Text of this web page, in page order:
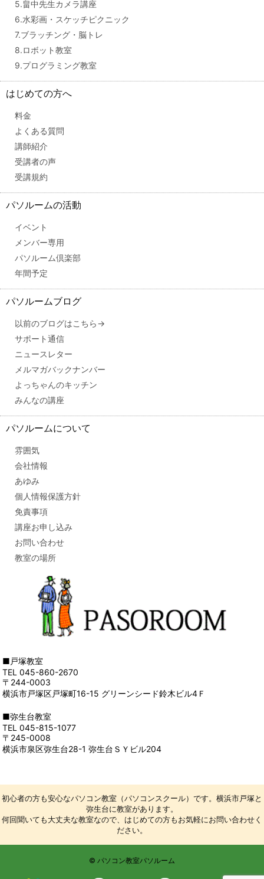
5.畠中先生カメラ講座
6.水彩画・スケッチピクニック
7.ブラッチング・脳トレ
8.ロボット教室
9.プログラミング教室
はじめての方へ
料金
よくある質問
講師紹介
受講者の声
受講規約
パソルームの活動
イベント
メンバー専用
パソルーム倶楽部
年間予定
パソルームブログ
以前のブログはこちら→
サポート通信
ニュースレター
メルマガバックナンバー
よっちゃんのキッチン
みんなの講座
パソルームについて
雰囲気
会社情報
あゆみ
個人情報保護方針
免責事項
講座お申し込み
お問い合わせ
教室の場所
■戸塚教室
TEL 045-860-2670
〒244-0003
横浜市戸塚区戸塚町16-15 グリーンシード鈴木ビル4Ｆ
■弥生台教室
TEL 045-815-1077
〒245-0008
横浜市泉区弥生台28-1 弥生台ＳＹビル204
初心者の方も安心なパソコン教室（パソコンスクール）です。横浜市戸塚と
弥生台に教室があります。
何回聞いても大丈夫な教室なので、はじめての方もお気軽にお問い合わせく
ださい。
© パソコン教室パソルーム